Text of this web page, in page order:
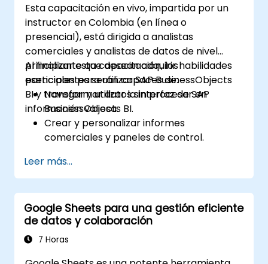
líneas y mapas, y aplicar filtros para
refinar las presentaciones de datos.
Desarrollar visualizaciones intermedias,
incluyendo mapas geográficos, gráficos
de doble eje, y utilizar jerarquías, grupos y
conjuntos para mejorar el análisis.
Construir campos calculados y
parámetros para crear visualizaciones
dinámicas y personalizadas basadas en
entradas del usuario y funciones lógicas.
Diseñar paneles interactivos y narrativas
Esta capacitación en vivo, impartida por un
instructor en Colombia (en línea o
presencial), está dirigida a analistas
comerciales y analistas de datos de nivel
principiante que desean adquirir habilidades
esenciales para utilizar SAP BusinessObjects
BI y transformar datos sin procesar en
información valiosa.
Al finalizar esta capacitación, los
participantes serán capaces de:
Navegar y utilizar la interfaz de SAP
BusinessObjects BI.
Crear y personalizar informes
comerciales y paneles de control.
herramientas de BI.
Aprovechar funciones avanzadas para
una exploración profunda de los datos.
Leer más...
Google Sheets para una gestión eficiente
de datos y colaboración
7 Horas